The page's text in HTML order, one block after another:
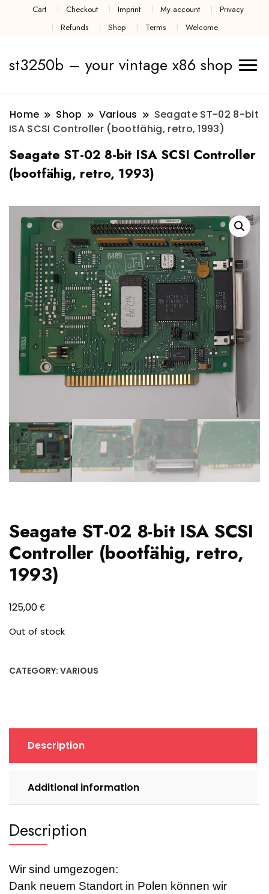
Cart Checkout Imprint My account
Privacy
Refunds
Shop Terms Welcome
st3250b – your vintage x86 shop
Home Shop Various
Seagate ST-02 8-bit
ISA SCSI Controller (bootfähig, retro, 1993)
Seagate ST-02 8-bit ISA SCSI Controller
(bootfähig, retro, 1993)
Seagate ST-02 8-bit ISA SCSI
Controller (bootfähig, retro,
1993)
125,00€
Out of stock
CATEGORY: VARIOUS
Description
Additional information
Description
Wir sind umgezogen:
Dank neuem Standort in Polen können wir